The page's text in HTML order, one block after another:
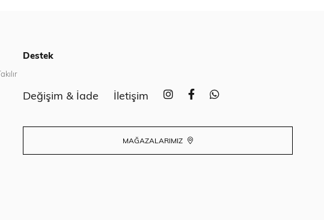
Destek
Değişim & İade İletişim
MAĞAZALARIMIZ